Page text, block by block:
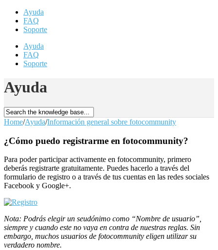
Ayuda
FAQ
Soporte
Ayuda
FAQ
Soporte
Ayuda
Home/Ayuda/Información general sobre fotocommunity
¿Cómo puedo registrarme en fotocommunity?
Para poder participar activamente en fotocommunity, primero
deberás registrarte gratuitamente. Puedes hacerlo a través del
formulario de registro o a través de tus cuentas en las redes sociales
Facebook y Google+.
Nota: Podrás elegir un seudónimo como “Nombre de usuario”,
siempre y cuando este no vaya en contra de nuestras reglas. Sin
embargo, muchos usuarios de fotocommunity eligen utilizar su
verdadero nombre.